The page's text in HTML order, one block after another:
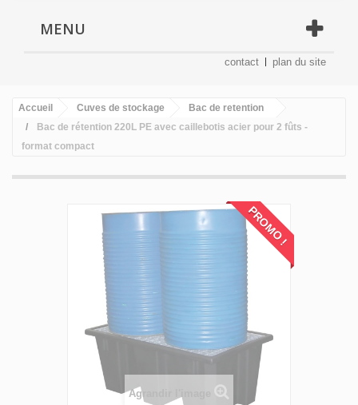
MENU
contact plan du site
Accueil Cuves de stockage
Bac de retention
Bac de rétention 220L PE avec caillebotis acier pour 2 fûts -
format compact
PROMO !
Agrandir l'image